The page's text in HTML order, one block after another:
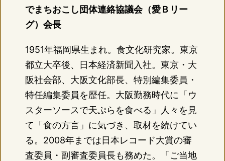
でまちおこし団体連絡協議会（愛Ｂリー
グ）会長
1951年福岡県生まれ。食文化研究家。東京
都立大卒後、日本経済新聞入社。東京・大
阪社会部、大阪文化部長、特別編集委員・
特任編集委員を歴任。大阪勤務時代に「ウ
スターソースで天ぷらを食べる」人々を見
て「食の方言」に気づき、取材を続けてい
る。2008年までは日本レコード大賞の審
査委員・副審査委員長も務めた。「ご当地